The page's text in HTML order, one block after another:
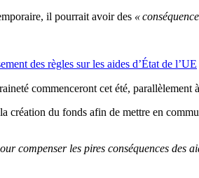
il pourrait avoir des «
des règles sur les aides d’État de l’UE
commenceront cet été,
création du fonds afin de mettre en
compenser les pires conséquences des